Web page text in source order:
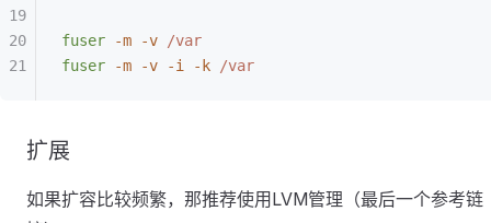
fuser -m -v /var
fuser -m -v -i -k /var
扩展
如果扩容比较频繁，那推荐使用LVM管理（最后一个参考链